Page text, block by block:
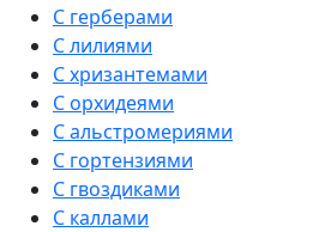
С герберами
С лилиями
С хризантемами
С орхидеями
С альстромериями
С гортензиями
С гвоздиками
С каллами